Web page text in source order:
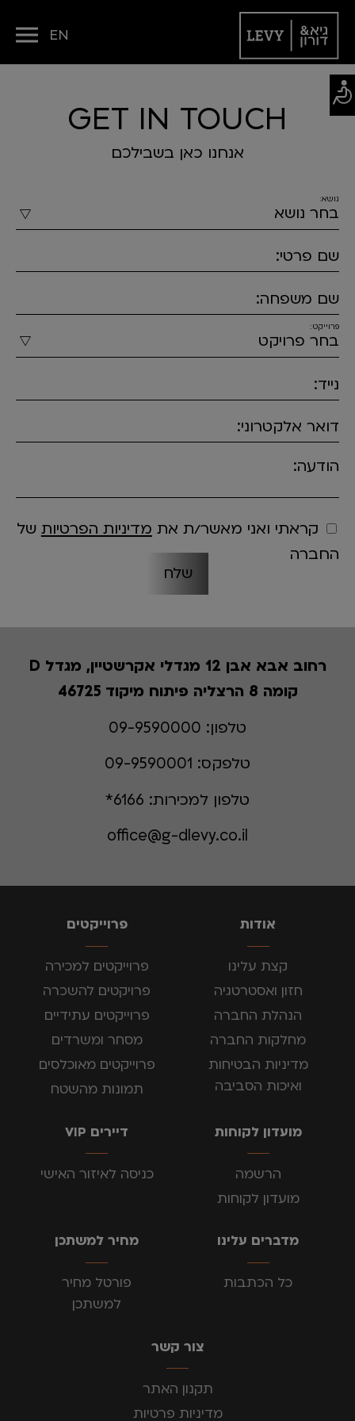
EN
GET IN TOUCH
אנחנו כאן בשבילכם
נושא:
שם פרטי:
שם משפחה:
פרוייקט:
נייד:
דואר אלקטרוני:
הודעה:
קראתי ואני מאשר/ת את מדיניות הפרטיות של
החברה
טלפון:
טלפקס:
טלפון למכירות:
office@g-dlevy.co.il
רחוב אבא אבן 12 מגדלי אקרשטיין, מגדל D
קומה 8 הרצליה פיתוח מיקוד 46725
אודות
קצת עלינו
חזון ואסטרטגיה
הנהלת החברה
מחלקות החברה
מדיניות הבטיחות
ואיכות הסביבה
פרוייקטים
פרוייקטים למכירה
פרויקטים להשכרה
פרוייקטים עתידיים
מסחר ומשרדים
פרוייקטים מאוכלסים
תמונות מהשטח
מועדון לקוחות
הרשמה
מועדון לקוחות
דיירים VIP
כניסה לאיזור האישי
מדברים עלינו
כל הכתבות
מחיר למשתכן
פורטל מחיר
למשתכן
צור קשר
תקנון האתר
מדיניות פרטיות